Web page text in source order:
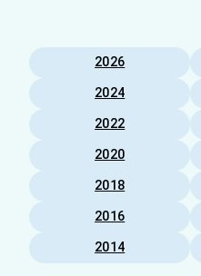
2026
2024
2022
2020
2018
2016
2014